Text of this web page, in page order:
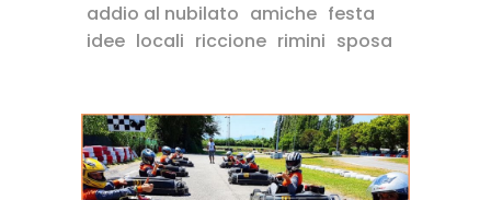
addio al nubilato amiche festa
idee locali riccione rimini sposa